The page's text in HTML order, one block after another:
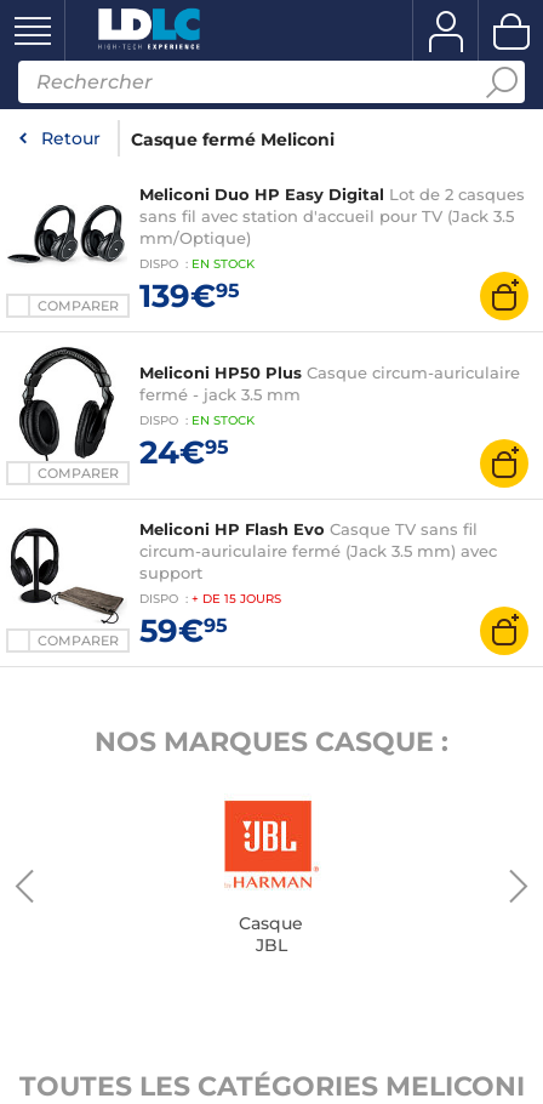
Retour Casque fermé Meliconi
COMPARER
Meliconi Duo HP Easy Digital Lot de 2 casques
sans fil avec station d'accueil pour TV (Jack 3.5
mm/Optique)
DISPO : EN STOCK
139€95
COMPARER
Meliconi HP50 Plus Casque circum-auriculaire
fermé - jack 3.5 mm
DISPO : EN STOCK
24€95
COMPARER
Meliconi HP Flash Evo Casque TV sans fil
circum-auriculaire fermé (Jack 3.5 mm) avec
support
DISPO : + DE 15 JOURS
59€95
NOS MARQUES CASQUE :
Casque
JBL
TOUTES LES CATÉGORIES MELICONI